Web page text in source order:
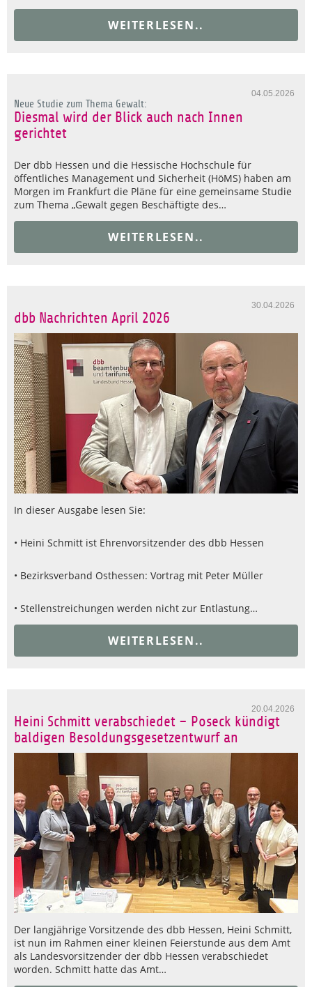
WEITERLESEN..
04.05.2026
Neue Studie zum Thema Gewalt:
Diesmal wird der Blick auch nach Innen
gerichtet
Der dbb Hessen und die Hessische Hochschule für
öffentliches Management und Sicherheit (HöMS) haben am
Morgen im Frankfurt die Pläne für eine gemeinsame Studie
zum Thema „Gewalt gegen Beschäftigte des…
WEITERLESEN..
30.04.2026
dbb Nachrichten April 2026
In dieser Ausgabe lesen Sie:
• Heini Schmitt ist Ehrenvorsitzender des dbb Hessen
• Bezirksverband Osthessen: Vortrag mit Peter Müller
• Stellenstreichungen werden nicht zur Entlastung…
WEITERLESEN..
20.04.2026
Heini Schmitt verabschiedet – Poseck kündigt
baldigen Besoldungsgesetzentwurf an
Der langjährige Vorsitzende des dbb Hessen, Heini Schmitt,
ist nun im Rahmen einer kleinen Feierstunde aus dem Amt
als Landesvorsitzender der dbb Hessen verabschiedet
worden. Schmitt hatte das Amt…